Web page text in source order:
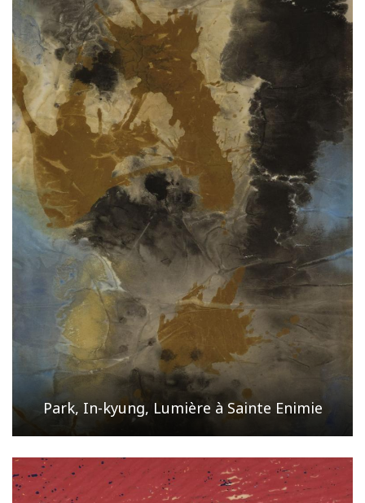
Park, In-kyung, Lumière à Sainte Enimie